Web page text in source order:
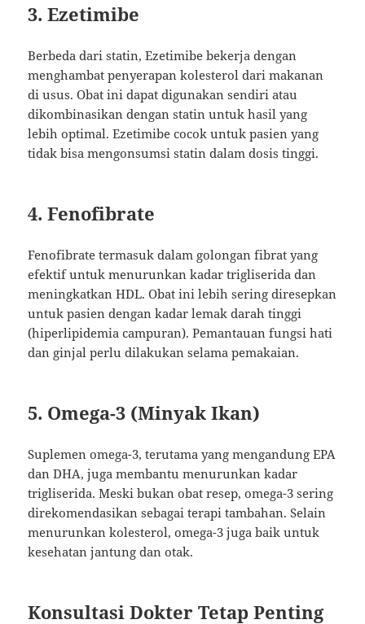
3. Ezetimibe
Berbeda dari statin, Ezetimibe bekerja dengan
menghambat penyerapan kolesterol dari makanan
di usus. Obat ini dapat digunakan sendiri atau
dikombinasikan dengan statin untuk hasil yang
lebih optimal. Ezetimibe cocok untuk pasien yang
tidak bisa mengonsumsi statin dalam dosis tinggi.
4. Fenofibrate
Fenofibrate termasuk dalam golongan fibrat yang
efektif untuk menurunkan kadar trigliserida dan
meningkatkan HDL. Obat ini lebih sering diresepkan
untuk pasien dengan kadar lemak darah tinggi
(hiperlipidemia campuran). Pemantauan fungsi hati
dan ginjal perlu dilakukan selama pemakaian.
5. Omega-3 (Minyak Ikan)
Suplemen omega-3, terutama yang mengandung EPA
dan DHA, juga membantu menurunkan kadar
trigliserida. Meski bukan obat resep, omega-3 sering
direkomendasikan sebagai terapi tambahan. Selain
menurunkan kolesterol, omega-3 juga baik untuk
kesehatan jantung dan otak.
Konsultasi Dokter Tetap Penting